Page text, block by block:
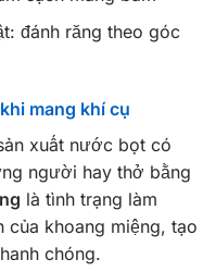
đánh răng theo góc
mang khí cụ
xuất nước bọt có
người hay thở bằng
là tình trạng làm
của khoang miệng, tạo
chóng.